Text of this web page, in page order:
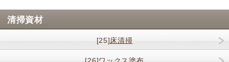
清掃資材
[25]床清掃
[26]ワックス塗布